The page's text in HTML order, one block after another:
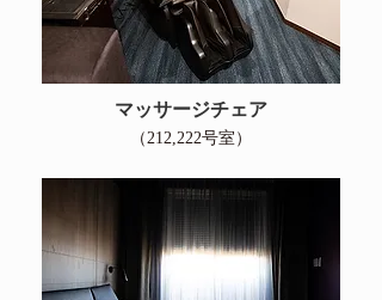
マッサージチェア
（212,222号室）